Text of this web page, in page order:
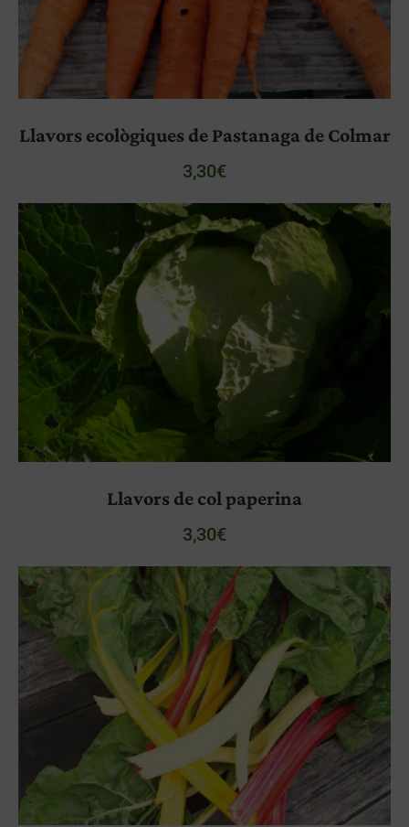
Llavors ecològiques de Pastanaga de Colmar
3,30€
Llavors de col paperina
3,30€